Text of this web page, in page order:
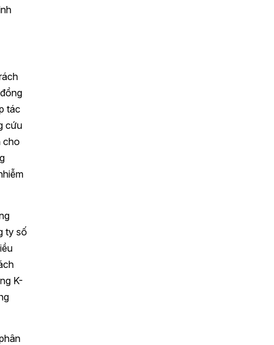
tác
cứu
cho
ty số
K-